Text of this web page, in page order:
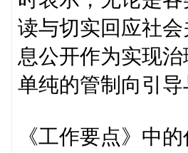
读与切实回应社
息公开作为实现
单纯的管制向引
《工作要点》中